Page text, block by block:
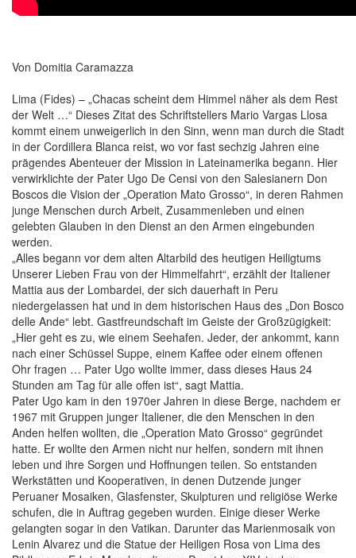
Von Domitia Caramazza
Lima (Fides) – „Chacas scheint dem Himmel näher als dem Rest
der Welt …“ Dieses Zitat des Schriftstellers Mario Vargas Llosa
kommt einem unweigerlich in den Sinn, wenn man durch die Stadt
in der Cordillera Blanca reist, wo vor fast sechzig Jahren eine
prägendes Abenteuer der Mission in Lateinamerika begann. Hier
verwirklichte der Pater Ugo De Censi von den Salesianern Don
Boscos die Vision der „Operation Mato Grosso“, in deren Rahmen
junge Menschen durch Arbeit, Zusammenleben und einen
gelebten Glauben in den Dienst an den Armen eingebunden
werden.
„Alles begann vor dem alten Altarbild des heutigen Heiligtums
Unserer Lieben Frau von der Himmelfahrt“, erzählt der Italiener
Mattia aus der Lombardei, der sich dauerhaft in Peru
niedergelassen hat und in dem historischen Haus des „Don Bosco
delle Ande“ lebt. Gastfreundschaft im Geiste der Großzügigkeit:
„Hier geht es zu, wie einem Seehafen. Jeder, der ankommt, kann
nach einer Schüssel Suppe, einem Kaffee oder einem offenen
Ohr fragen … Pater Ugo wollte immer, dass dieses Haus 24
Stunden am Tag für alle offen ist“, sagt Mattia.
Pater Ugo kam in den 1970er Jahren in diese Berge, nachdem er
1967 mit Gruppen junger Italiener, die den Menschen in den
Anden helfen wollten, die „Operation Mato Grosso“ gegründet
hatte. Er wollte den Armen nicht nur helfen, sondern mit ihnen
leben und ihre Sorgen und Hoffnungen teilen. So entstanden
Werkstätten und Kooperativen, in denen Dutzende junger
Peruaner Mosaiken, Glasfenster, Skulpturen und religiöse Werke
schufen, die in Auftrag gegeben wurden. Einige dieser Werke
gelangten sogar in den Vatikan. Darunter das Marienmosaik von
Lenin Alvarez und die Statue der Heiligen Rosa von Lima des